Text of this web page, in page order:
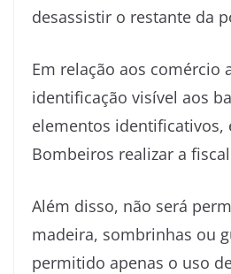
desassistir o restante da
Em relação aos comércio
identificação visível aos
elementos identificativos,
Bombeiros realizar a
Além disso, não será
madeira, sombrinhas ou
permitido apenas o uso